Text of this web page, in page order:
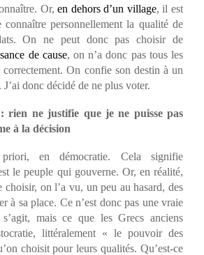
Or,en dehors d’un village, il est
connaître personnellement la qualité de
On ne peut donc pas choisir de
de cause, on n’a donc pas tous les
On confie son destin à un
donc décidé de ne plus voter.
rien ne justifie que je ne puisse pas
à la décision
en démocratie. Cela signifie
le peuple qui gouverne. Or, en réalité,
choisir, on l’a vu, un peu au hasard, des
à sa place. Ce n’est donc pas une vraie
mais ce que les Grecs anciens
littéralement « le pouvoir des
choisit pour leurs qualités. Qu’est-ce